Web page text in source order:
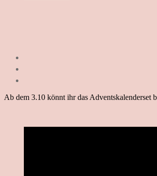
Ab dem 3.10 könnt ihr das Adventskalenderset